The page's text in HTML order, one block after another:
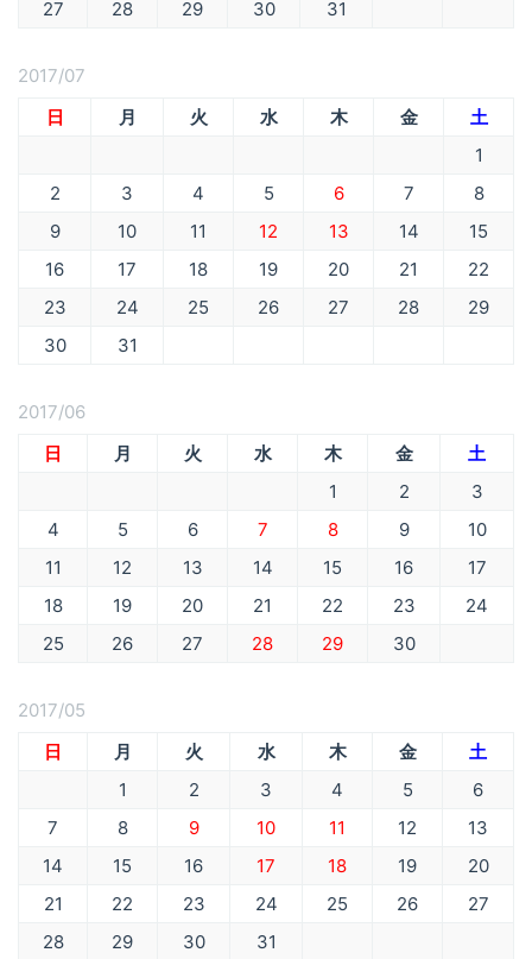
27 28 29 30 31
2017/07
日
月 火 水 木 金
土
1
2
3 4 5 6 7
8
9
10 11 12 13 14
15
16
17 18 19 20 21
22
23
24 25 26 27 28
29
30
31
2017/06
日
月 火 水 木 金
土
1
2
3
4
5 6 7 8 9
10
11
12 13 14 15 16
17
18
19 20 21 22 23
24
25
26 27 28 29 30
2017/05
日
月 火 水 木 金
土
1
2 3 4 5
6
7
8 9 10 11 12
13
14
15 16 17 18 19
20
21
22 23 24 25 26
27
28
29 30 31